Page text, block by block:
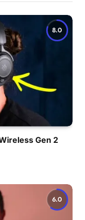
8.0
Gen 2
6.0